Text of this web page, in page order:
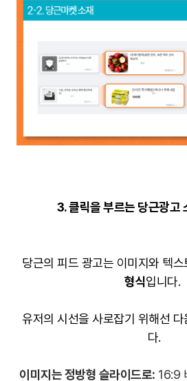
3. 클릭을 부르는 당근광고
당근의 피드 광고는 이미지와 텍스
형식입니다.
유저의 시선을 사로잡기 위해선 다
다.
이미지는 정방형 슬라이드로: 16:9